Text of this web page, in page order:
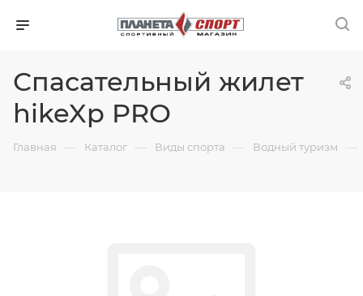
Спасательный жилет
hikeXp PRO
Главная — Каталог — Виды спорта — Водный туризм —